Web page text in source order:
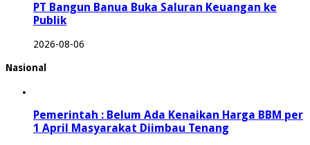
PT Bangun Banua Buka Saluran Keuangan ke
Publik
2026-08-06
Nasional
Pemerintah : Belum Ada Kenaikan Harga BBM per
1 April Masyarakat Diimbau Tenang